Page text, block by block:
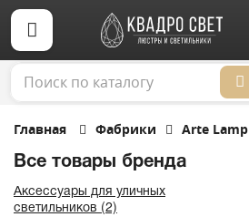
Главная Фабрики Arte Lamp
Все товары бренда
Аксессуары для уличных
светильников (2)